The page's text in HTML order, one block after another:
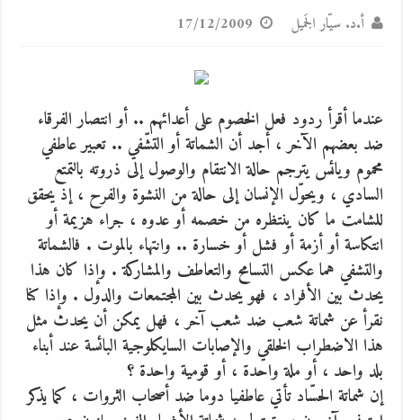
أ.د. سيّار الجَميل 17/12/2009
عندما أقرأ ردود فعل الخصوم على أعدائهم .. أو انتصار الفرقاء
ضد بعضهم الآخر ، أجد أن الشماتة أو التشّفي .. تعبير عاطفي
محموم ويائس يترجم حالة الانتقام والوصول إلى ذروته بالتمتع
السادي ، ويحوّل الإنسان إلى حالة من النشوة والفرح ، إذ يحقق
للشامت ما كان ينتظره من خصمه أو عدوه ، جراء هزيمة أو
انتكاسة أو أزمة أو فشل أو خسارة .. وانتهاء بالموت . فالشماتة
والتشفي هما عكس التسامح والتعاطف والمشاركة . وإذا كان هذا
يحدث بين الأفراد ، فهو يحدث بين المجتمعات والدول . وإذا كنا
نقرأ عن شماتة شعب ضد شعب آخر ، فهل يمكن أن يحدث مثل
هذا الاضطراب الخلقي والإصابات السايكلوجية البائسة عند أبناء
بلد واحد ، أو ملة واحدة ، أو قومية واحدة ؟
إن شماتة الحسّاد تأتي عاطفيا دوما ضد أصحاب الثروات ، كما يذكر